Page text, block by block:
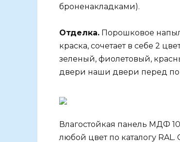
броненакладками).
Отделка. Порошковое
краска, сочетает в себе 2
зеленый, фиолетовый,
двери наши двери перед
Влагостойкая панель МДФ
любой цвет по каталогу